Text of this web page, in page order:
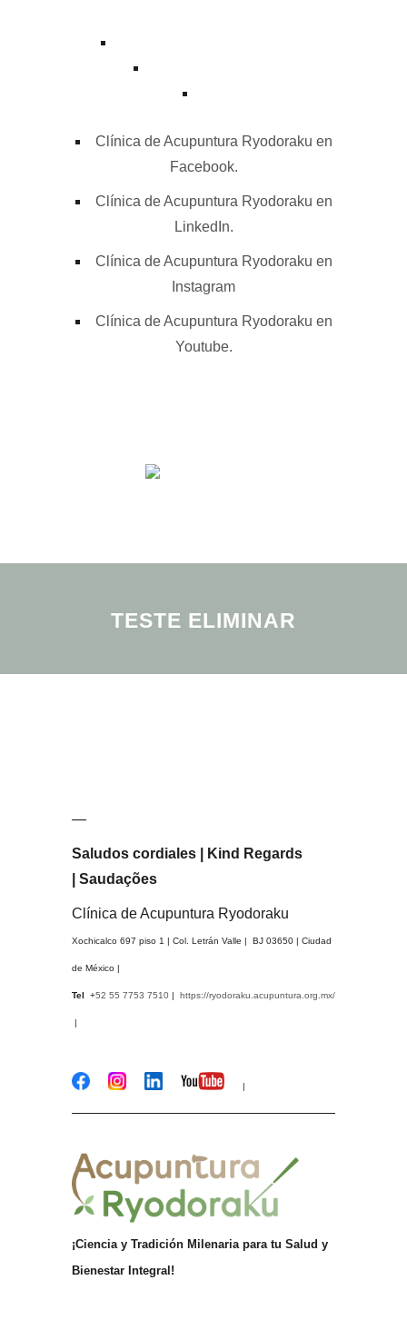
Clínica de Acupuntura Ryodoraku en
Facebook.
Clínica de Acupuntura Ryodoraku en
LinkedIn.
Clínica de Acupuntura Ryodoraku en
Instagram
Clínica de Acupuntura Ryodoraku en
Youtube.
TESTE ELIMINAR
—
Saludos cordiales | Kind Regards
| Saudações
Clínica de Acupuntura Ryodoraku
Xochicalco 697 piso 1 | Col. Letrán Valle | BJ 03650 | Ciudad
de México |
Tel +52 55 7753 7510 | https://ryodoraku.acupuntura.org.mx/
|
|
¡Ciencia y Tradición Milenaria para tu Salud y
Bienestar Integral!